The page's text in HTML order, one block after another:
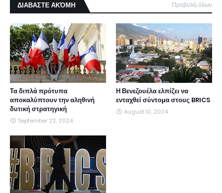
ΔΙΑΒΑΣΤΕ ΑΚΌΜΗ Προβολή όλων
Τα διπλά πρότυπα
αποκαλύπτουν την αληθινή
δυτική στρατηγική
September 22, 2024
Η Βενεζουέλα ελπίζει να
ενταχθεί σύντομα στους BRICS
August 10, 2024